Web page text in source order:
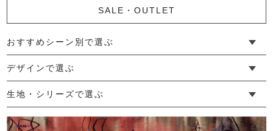
かや大判ショール
4,400円 (税込)
SALE・OUTLET
おすすめシーン別で選ぶ
└ 新生活
└ 和装
└ 旅行
└ 快眠
└ お祝い
デザインで選ぶ
└ ゆったりデザイン
└ 小柄さんにおすすめデザイン
└ 袖付きデザイン
└ メンズ・ユニセックスデザイン
└ 暮らしの黒色特集
生地・シリーズで選ぶ
└ 手紬手織り麻
└ 先染め麻
└ からみ織
└ グレーズリネン
└ 綿麻帆布
└ リネンツイード
└ リネンハンプ
└ ざっくり麻
└ オーガニックの蚊帳
└ かやキノミシリーズ
└ ふちどりシリーズ
└ 花紋シリーズ
└ 小紋シリーズ
└ 華わびシリーズ
└ 波ステッチシリーズ
└ あゆみ鹿シリーズ
└ 森の鹿シリーズ
└ まほろばシリーズ
└ 刺し子渦シリーズ
└ 革の水玉シリーズ
└ 新ビオシリーズ